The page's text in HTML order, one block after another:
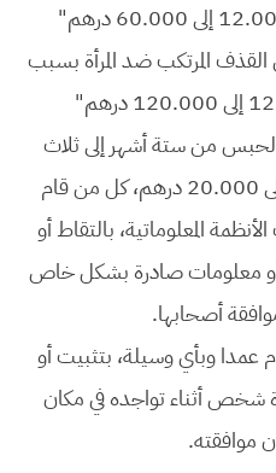
على القذف المرتكب ضد المرأة بسبب
بالحبس من ستة أشهر إلى ثلاث
سنوات وغرامة من 2.000 إلى 20.000 درهم، كل من قام
المعلوماتية، بالتقاط أو
معلومات صادرة بشكل خاص
أصحابها.
وبأي وسيلة، بتثبيت أو
شخص أثناء تواجده في مكان
موافقته.